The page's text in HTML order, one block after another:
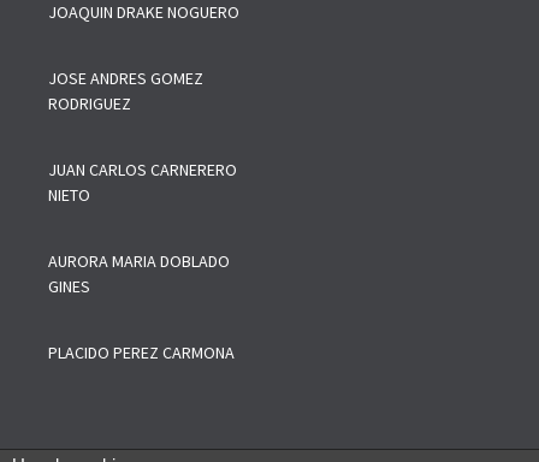
JOAQUIN DRAKE NOGUERO
JOSE ANDRES GOMEZ
RODRIGUEZ
JUAN CARLOS CARNERERO
NIETO
AURORA MARIA DOBLADO
GINES
PLACIDO PEREZ CARMONA